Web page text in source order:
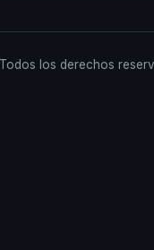
los derechos